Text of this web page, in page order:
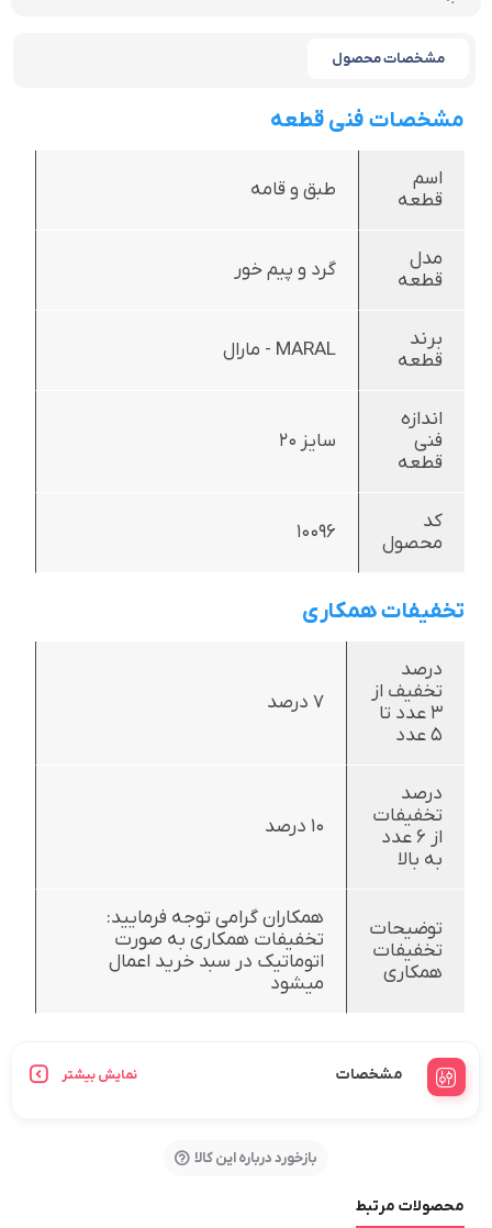
مشخصات محصول
مشخصات فنی قطعه
اسم
قطعه
طبق و قامه
مدل
قطعه
گرد و پیم خور
برند
قطعه
MARAL - مارال
اندازه
فنی
قطعه
سایز 20
کد
محصول
10096
تخفیفات همکاری
درصد
تخفیف از
3 عدد تا
5 عدد
7 درصد
درصد
تخفیفات
از 6 عدد
به بالا
10 درصد
توضیحات
تخفیفات
همکاری
همکاران گرامی توجه فرمایید:
تخفیفات همکاری به صورت
اتوماتیک در سبد خرید اعمال
میشود
مشخصات نمایش بیشتر
بازخورد درباره این کالا
محصولات مرتبط